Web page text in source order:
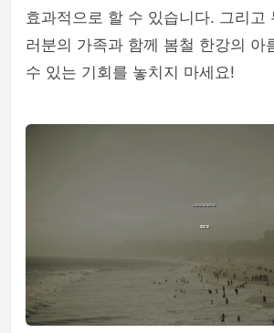
효과적으로 할 수 있습니다. 그리고
러분의 가족과 함께 봄철 한강의 아
수 있는 기회를 놓치지 마세요!